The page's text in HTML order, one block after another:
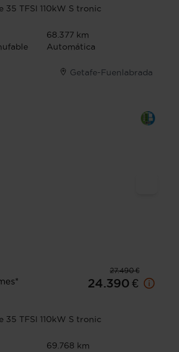
35 TFSI 110kW S tronic
68.377 km
Automática
Getafe-Fuenlabrada
27.490 €
24.390 €
35 TFSI 110kW S tronic
69.768 km